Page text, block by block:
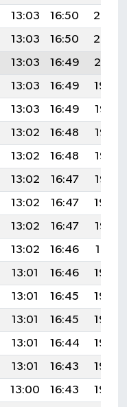
13:03 16:50
20:03
13:03 16:50
20:02
13:03 16:49
20:01
13:03 16:49
19:59
13:03 16:49
19:58
13:02 16:48
19:57
13:02 16:48
19:56
13:02 16:47
19:55
13:02 16:47
19:54
13:02 16:47
19:53
13:02 16:46
19:51
13:01 16:46
19:50
13:01 16:45
19:49
13:01 16:45
19:48
13:01 16:44
19:46
13:01 16:43
19:45
13:00 16:43
19:44